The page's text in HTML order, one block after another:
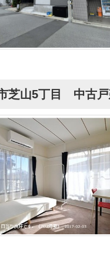
芝山5丁目 中古戸